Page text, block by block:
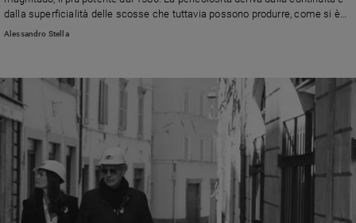
dalla superficialità delle scosse che tuttavia possono produrre, come si è
visto, accelerazioni estreme soltanto a bassissima distanza. Generano
Alessandro Stella